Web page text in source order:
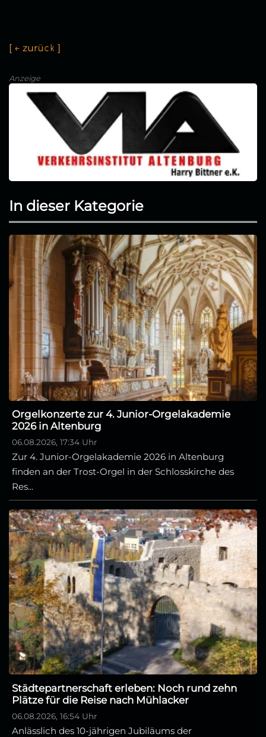
[ ← zurüc k ]
Anzeige
In dieser Kategorie
Orgelkonzerte zur 4. Junior-Orgelakademie
2026 in Altenburg
06.08.2026, 17:34 Uhr
Zur 4. Junior-Orgelakademie 2026 in Altenburg
finden an der Trost-Orgel in der Schlosskirche des
Res...
Städtepartnerschaft erleben: Noch rund zehn
Plätze für die Reise nach Mühlacker
06.08.2026, 16:54 Uhr
Anlässlich des 10-jährigen Jubiläums der